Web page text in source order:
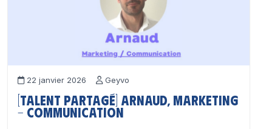
22 janvier 2026 Geyvo
[Talent partagé] Arnaud, Marketing
– Communication